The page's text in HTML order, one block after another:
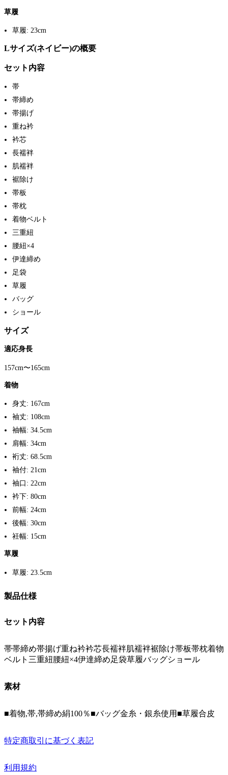
草履
草履: 23cm
Lサイズ(ネイビー)の概要
セット内容
帯
帯締め
帯揚げ
重ね衿
衿芯
長襦袢
肌襦袢
裾除け
帯板
帯枕
着物ベルト
三重紐
腰紐×4
伊達締め
足袋
草履
バッグ
ショール
サイズ
適応身長
157cm〜165cm
着物
身丈: 167cm
袖丈: 108cm
袖幅: 34.5cm
肩幅: 34cm
裄丈: 68.5cm
袖付: 21cm
袖口: 22cm
衿下: 80cm
前幅: 24cm
後幅: 30cm
衽幅: 15cm
草履
草履: 23.5cm
製品仕様
セット内容
帯帯締め帯揚げ重ね衿衿芯長襦袢肌襦袢裾除け帯板帯枕着物
ベルト三重紐腰紐×4伊達締め足袋草履バッグショール
素材
■着物,帯,帯締め絹100％■バッグ金糸・銀糸使用■草履合皮
特定商取引に基づく表記
利用規約